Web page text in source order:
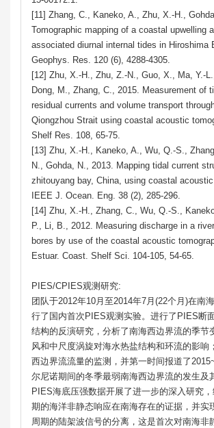
[11] Zhang, C., Kaneko, A., Zhu, X.-H.,
Tomographic mapping of a coastal upwelling
associated diurnal internal tides in Hiroshima
Geophys. Res. 120 (6), 4288-4305.
[12] Zhu, X.-H., Zhu, Z.-N., Guo, X., Ma, Y.-
Dong, M., Zhang, C., 2015. Measurement of
residual currents and volume transport
Qiongzhou Strait using coastal acoustic
Shelf Res. 108, 65-75.
[13] Zhu, X.-H., Kaneko, A., Wu, Q.-S.,
N., Gohda, N., 2013. Mapping tidal current
zhitouyang bay, China, using coastal
IEEE J. Ocean. Eng. 38 (2), 285-296.
[14] Zhu, X.-H., Zhang, C., Wu, Q.-S.,
P., Li, B., 2012. Measuring discharge in a
bores by use of the coastal acoustic
Estuar. Coast. Shelf Sci. 104-105, 54-65.
PIES/CPIES观测研究:
团队于2012年10月至2014年7月(22个月)在南
行了国内首次PIES观测实验。进行了PIES断
结构的反演研究，分析了南海西边界流的季节
风和中尺度涡旋对海水热盐结构和环流的影响
西边界流流量的监测，并第一时间报道了
尔尼诺期间的冬季最弱南海西边界流的发生及
PIES海底压强数据开展了进一步的深入研究
期的海洋非静态响应在南海存在的证据，并实
周期的陆架波信号的分离，这是首次对南海非